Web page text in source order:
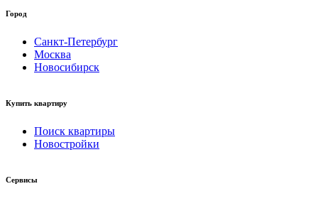
Город
Санкт-Петербург
Москва
Новосибирск
Купить квартиру
Поиск квартиры
Новостройки
Сервисы